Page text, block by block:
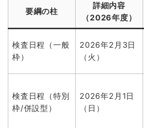
要綱の柱
詳細内容
（2026年度）
検査日程（一般
枠）
2026年2月3日
（火）
検査日程（特別
枠/併設型）
2026年2月1日
（日）